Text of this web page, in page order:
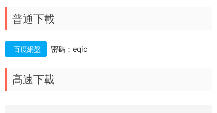
普通下載
百度網盤 密碼：eqic
高速下載